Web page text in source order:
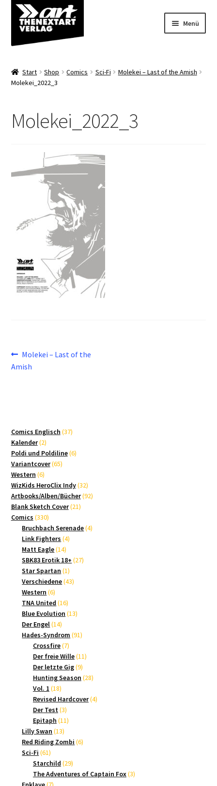
Zur
Navigation
springen
Zum
Inhalt
springen
Menü
Shop
Start Shop Comics Sci-Fi
Molekei – Last of the Amish
Molekei_2022_3
Molekei_2022_3
Beitragsnavigation
Vorheriger
Beitrag:
Molekei – Last of the
Amish
Comics Englisch 3737
Kalender 22
Produkte
Poldi und Poldiline 66
Variantcover 6565
Western 66
Produkte
WizKids HeroClix Indy 3232
Produkte
Artbooks/Alben/Bücher 9292
Blank Sketch Cover 2121
Comics 330330
Produkte
Bruchbach Serenade 44
Link Fighters 44
Matt Eagle 1414
Produkte
SBK83 Erotik 18+ 2727
Star Spartan 11
Produkt
Verschiedene 4343
Western 66
Produkte
TNA United 1616
Produkte
Blue Evolution 1313
Der Engel 1414
Produkte
Hades-Syndrom 9191
Crossfire 77
Produkte
Der freie Wille 1111
Der letzte Gig 99
Produkte
Hunting Season 2828
Vol. 1 1818
Produkte
Revised Hardcover 44
Der Test 33
Produkte
Epitaph 1111
Lilly Swan 1313
Produkte
Red Riding Zombi 66
Sci-Fi 6161
Produkte
Starchild 2929
Produkte
The Adventures of Captain Fox 33
7